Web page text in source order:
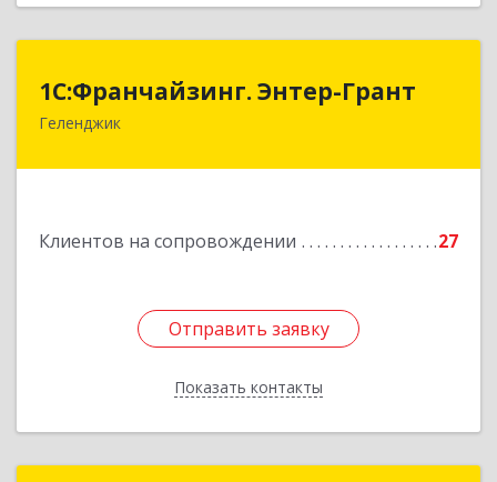
1С:Франчайзинг. Энтер-Грант
Геленджик
Клиентов на сопровождении 27
Отправить заявку
Показать контакты
1С:Франчайзинг. Энтер-Грант
353467, Краснодарский край, Геленджик г,
Отправить заявку
Назад